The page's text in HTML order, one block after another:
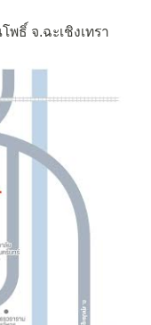
พธิ์ จ.ฉะเชิงเทรา